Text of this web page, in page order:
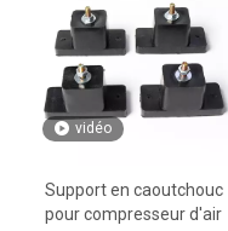
vidéo
Support en caoutchouc
pour compresseur d'air